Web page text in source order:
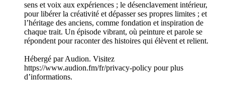
sens et voix aux expériences ; le désenclavement intérieur,
pour libérer la créativité et dépasser ses propres limites ; et
l’héritage des anciens, comme fondation et inspiration de
chaque trait. Un épisode vibrant, où peinture et parole se
répondent pour raconter des histoires qui élèvent et relient.
Hébergé par Audion. Visitez
https://www.audion.fm/fr/privacy-policy pour plus
d’informations.